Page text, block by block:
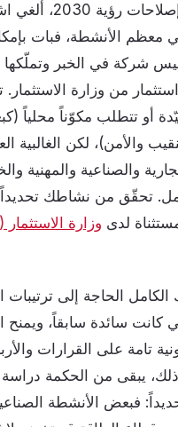
نعم. ضمن إصلاحات
معظم الأنشطة، فبات
من وزارة
أو تتطلب مكوّناً محلياً
والأمن)، لكن
والصناعية والمهنية
تحقّق من نشاطك
لدى وزارة الاستثمار (misa.gov.sa)
الكامل الحاجة إلى ترتيبات
كانت سائدة سابقاً، ويمنح
تامة على القرارات
ذلك، يبقى من الحكمة
فبعض الأنشطة